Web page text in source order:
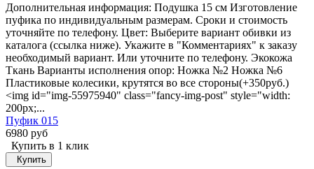
Дополнительная информация: Подушка 15 см Изготовление
пуфика по индивидуальным размерам. Сроки и стоимость
уточняйте по телефону. Цвет: Выберите вариант обивки из
каталога (ссылка ниже). Укажите в "Комментариях" к заказу
необходимый вариант. Или уточните по телефону. Экокожа
Ткань Варианты исполнения опор: Ножка №2 Ножка №6
Пластиковые колесики, крутятся во все стороны(+350руб.)
<img id="img-55975940" class="fancy-img-post" style="width:
200px;...
Пуфик 015
6980 руб
Купить в 1 клик
Купить